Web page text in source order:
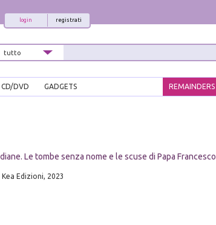
registrati
login
CD/DVD GADGETS REMAINDERS
Le tombe senza nome e le scuse di Papa Francesco
Kea Edizioni, 2023